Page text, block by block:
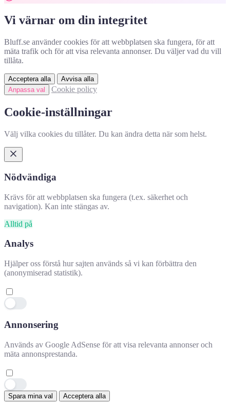
Hjälpte denna information dig?
✕
👍 Ja 👎 Nej
👍
Vi värnar om din integritet
Bluff.se använder cookies för att webbplatsen ska fungera, för att
mäta trafik och för att visa relevanta annonser. Du väljer vad du vill
tillåta.
Acceptera alla
Avvisa alla
Anpassa val
Cookie policy
Cookie-inställningar
Välj vilka cookies du tillåter. Du kan ändra detta när som helst.
Nödvändiga
Krävs för att webbplatsen ska fungera (t.ex. säkerhet och
navigation). Kan inte stängas av.
Alltid på
Analys
Hjälper oss förstå hur sajten används så vi kan förbättra den
(anonymiserad statistik).
Annonsering
Används av Google AdSense för att visa relevanta annonser och
mäta annonsprestanda.
Spara mina val Acceptera alla